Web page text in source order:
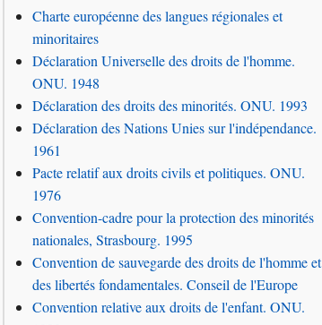
Charte européenne des langues régionales et
minoritaires
Déclaration Universelle des droits de l'homme.
ONU. 1948
Déclaration des droits des minorités. ONU. 1993
Déclaration des Nations Unies sur l'indépendance.
1961
Pacte relatif aux droits civils et politiques. ONU.
1976
Convention-cadre pour la protection des minorités
nationales, Strasbourg. 1995
Convention de sauvegarde des droits de l'homme et
des libertés fondamentales. Conseil de l'Europe
Convention relative aux droits de l'enfant. ONU.